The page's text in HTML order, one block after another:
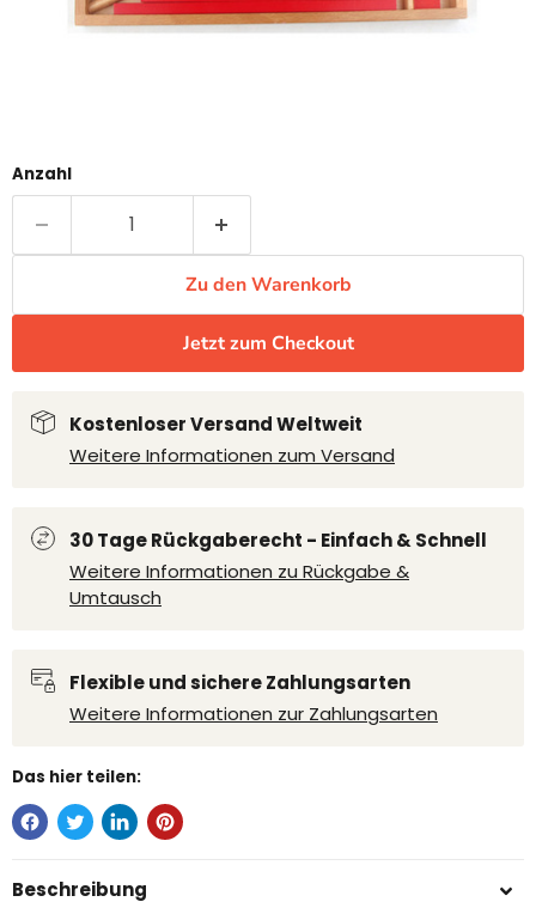
Anzahl
Zu den Warenkorb
Jetzt zum Checkout
Kostenloser Versand Weltweit
Weitere Informationen zum Versand
30 Tage Rückgaberecht - Einfach & Schnell
Weitere Informationen zu Rückgabe &
Umtausch
Flexible und sichere Zahlungsarten
Weitere Informationen zur Zahlungsarten
Das hier teilen:
Beschreibung